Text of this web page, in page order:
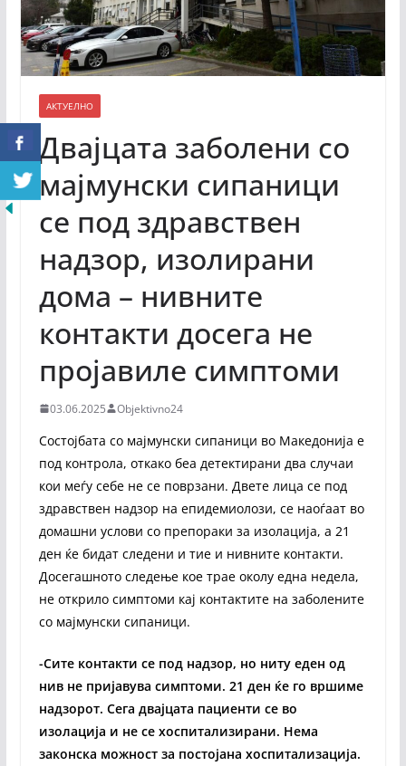
АКТУЕЛНО
Двајцата заболени со
мајмунски сипаници
се под здравствен
надзор, изолирани
дома – нивните
контакти досега не
пројавиле симптоми
03.06.2025 Objektivno24
Состојбата со мајмунски сипаници во Македонија е
под контрола, откако беа детектирани два случаи
кои меѓу себе не се поврзани. Двете лица се под
здравствен надзор на епидемиолози, се наоѓаат во
домашни услови со препораки за изолација, а 21
ден ќе бидат следени и тие и нивните контакти.
Досегашното следење кое трае околу една недела,
не открило симптоми кај контактите на заболените
со мајмунски сипаници.
-Сите контакти се под надзор, но ниту еден од
нив не пријавува симптоми. 21 ден ќе го вршиме
надзорот. Сега двајцата пациенти се во
изолација и не се хоспитализирани. Нема
законска можност за постојана хоспитализација.